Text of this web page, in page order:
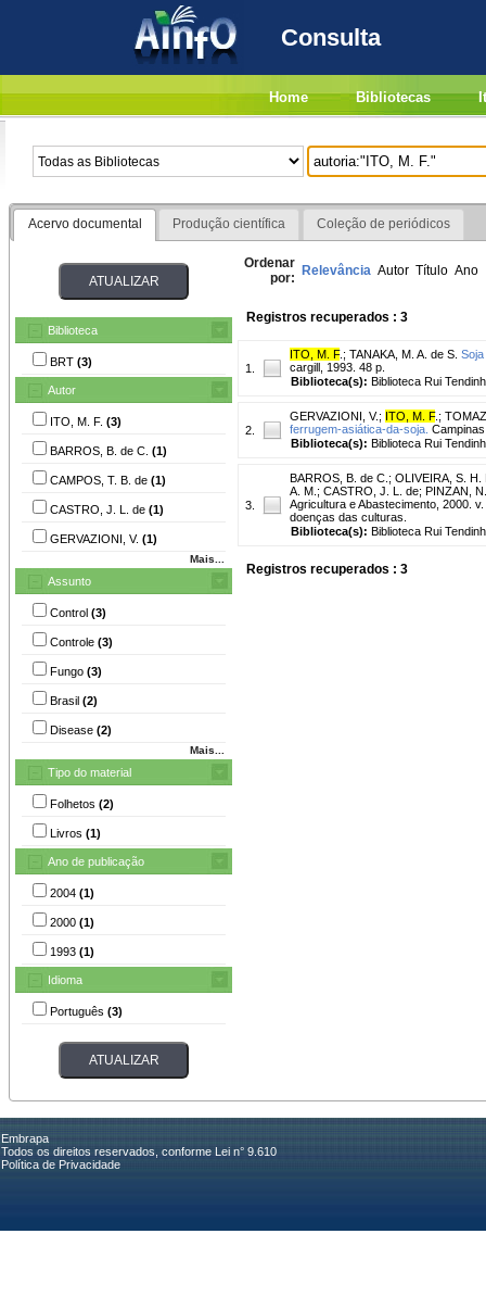
Consulta
Home Bibliotecas
Acervo documental Produção científica Coleção de periódicos
Biblioteca
BRT (3)
Autor
ITO, M. F. (3)
BARROS, B. de C. (1)
CAMPOS, T. B. de (1)
CASTRO, J. L. de (1)
GERVAZIONI, V. (1)
Mais...
Assunto
Control (3)
Controle (3)
Fungo (3)
Brasil (2)
Disease (2)
Mais...
Tipo do material
Folhetos (2)
Livros (1)
Ano de publicação
2004 (1)
2000 (1)
1993 (1)
Idioma
Português (3)
Ordenar
por: Relevância Autor Título Ano
Registros recuperados : 3
1.
ITO, M. F. ; TANAKA, M. A. de S.
cargill, 1993. 48 p.
Biblioteca(s): Biblioteca Rui
2.
GERVAZIONI, V.; ITO, M. F. ;
ferrugem-asiática-da-soja.
Biblioteca(s): Biblioteca Rui
3.
BARROS, B. de C. ; OLIVEIRA, S. H.
A. M. ; CASTRO, J. L. de; PINZAN,
Agricultura e Abastecimento, 2000.
doenças das culturas.
Biblioteca(s): Biblioteca Rui
Registros recuperados : 3
Embrapa
Todos os direitos reservados, conforme Lei n° 9.610
Política de Privacidade